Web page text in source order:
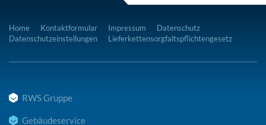
Home Kontaktformular Impressum
Datenschutz
Datenschutzeinstellungen
Lieferkettensorgfaltspflichtengesetz
RWS Gruppe
Gebäudeservice